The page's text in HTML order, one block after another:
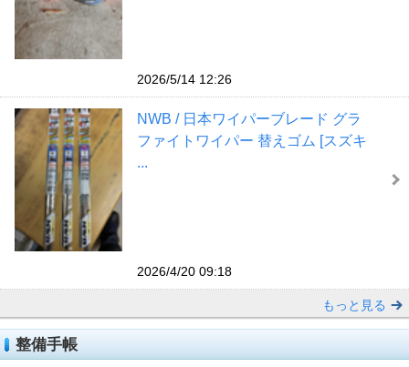
2026/5/14 12:26
NWB / 日本ワイパーブレード グラ
ファイトワイパー 替えゴム [スズキ
...
2026/4/20 09:18
もっと見る
整備手帳